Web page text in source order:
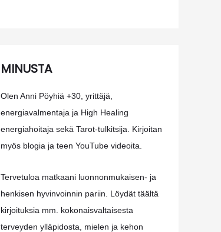
MINUSTA
Olen Anni Pöyhiä +30, yrittäjä,
energiavalmentaja ja High Healing
energiahoitaja sekä Tarot-tulkitsija. Kirjoitan
myös blogia ja teen YouTube videoita.
Tervetuloa matkaani luonnonmukaisen- ja
henkisen hyvinvoinnin pariin. Löydät täältä
kirjoituksia mm. kokonaisvaltaisesta
terveyden ylläpidosta, mielen ja kehon